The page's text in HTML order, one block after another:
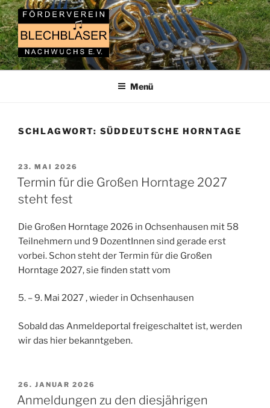
Zum
Inhalt
springen
FÖRDERVEREIN
BLECHBLÄSERNACHWUCHS
Gemeinnütziger Verein zur Förderung junger, talentierter
Menü
SCHLAGWORT: SÜDDEUTSCHE HORNTAGE
VERÖFFENTLICHT
AM
23. MAI 2026
Termin für die Großen Horntage 2027
steht fest
Die Großen Horntage 2026 in Ochsenhausen mit 58
Teilnehmern und 9 DozentInnen sind gerade erst
vorbei. Schon steht der Termin für die Großen
Horntage 2027, sie finden statt vom
5. – 9. Mai 2027 , wieder in Ochsenhausen
Sobald das Anmeldeportal freigeschaltet ist, werden
wir das hier bekanntgeben.
VERÖFFENTLICHT
AM
26. JANUAR 2026
Anmeldungen zu den diesjährigen